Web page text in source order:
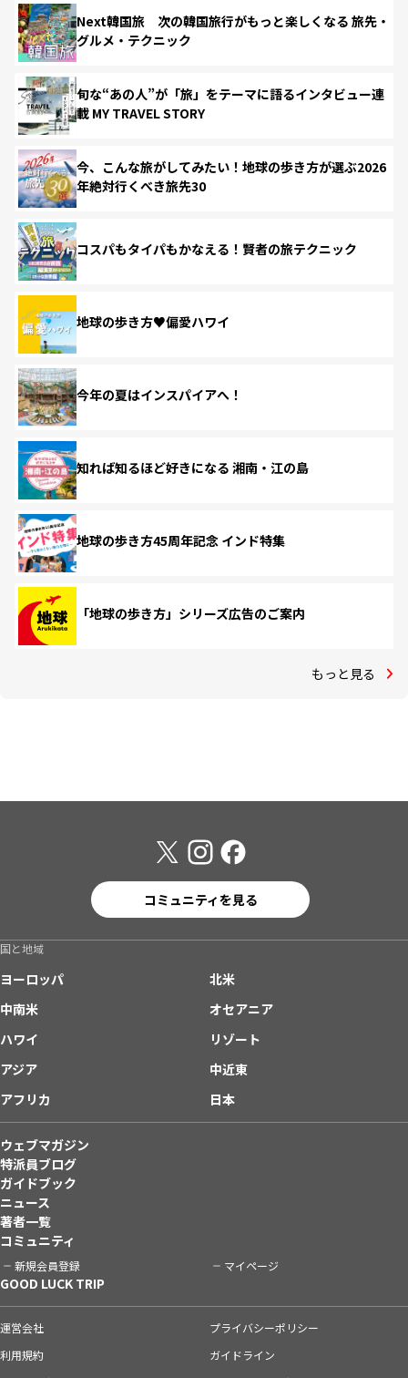
Next韓国旅 次の韓国旅行がもっと楽しくなる 旅先・
グルメ・テクニック
旬な“あの人”が「旅」をテーマに語るインタビュー連
載 MY TRAVEL STORY
今、こんな旅がしてみたい！地球の歩き方が選ぶ2026
年絶対行くべき旅先30
コスパもタイパもかなえる！賢者の旅テクニック
地球の歩き方♥偏愛ハワイ
今年の夏はインスパイアへ！
知れば知るほど好きになる 湘南・江の島
地球の歩き方45周年記念 インド特集
「地球の歩き方」シリーズ広告のご案内
もっと見る
コミュニティを見る
国と地域
ヨーロッパ
北米
中南米
オセアニア
ハワイ
リゾート
アジア
中近東
アフリカ
日本
ウェブマガジン
特派員ブログ
ガイドブック
ニュース
著者一覧
コミュニティ
新規会員登録 マイページ
GOOD LUCK TRIP
運営会社
プライバシーポリシー
利用規約
ガイドライン